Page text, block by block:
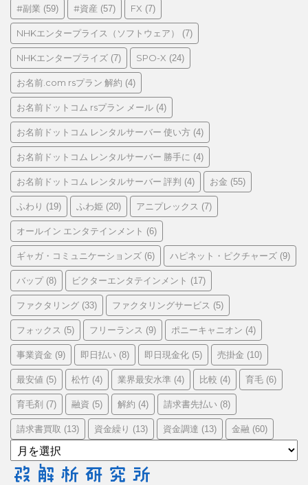
ー
#副業 (59) #資産 (57) FX (7)
NHKエンタープライス（ソフトウェア） (7)
NHKエンタープライズ (7) SPO-X (24)
お名前.com rsプラン 解約 (4)
お名前ドットコム rsプラン メール (4)
お名前ドットコム レンタルサーバー 使い方 (4)
お名前ドットコム レンタルサーバー 勝手に (4)
お名前ドットコム レンタルサーバー 評判 (4) お金 (55)
ふわり (19) ふわ姫 (20) アニプレックス (7)
オールイン エンタテインメント (6)
ギャガ・コミュニケーションズ (6) ハピネット・ピクチャーズ (9)
バップ(8) ビクターエンタテインメント (17)
ファクタリング (33) ファクタリングサービス (5)
フォックス (5) フリーランス (9) ポニーキャニオン (4)
事業資金 (9) 即日払い (8) 即日現金化 (5) 売掛金 (10)
最安値 (5) 松竹 (4) 業界最安水準 (4) 比較 (4) 育毛 (6)
育毛剤 (7) 融資 (5) 解約 (4) 請求書先払い (8)
請求書買取 (13) 資金繰り (13) 資金調達 (13) 金融 (60)
ア
ー
カ